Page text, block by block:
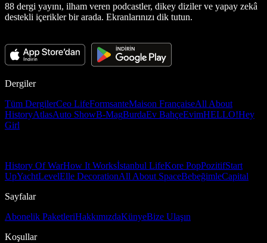
88 dergi yayını, ilham veren podcastler, dikey diziler ve yapay zekâ
destekli içerikler bir arada. Ekranlarınızı dik tutun.
Dergiler
Tüm DergilerCeo LifeFormsanteMaison FrançaiseAll About
HistoryAtlasAuto ShowB-MagBurdaEv BahçeEvimHELLO!Hey
Girl
History Of WarHow It Worksİstanbul LifeKore PopPozitifStart
UpYachtLevelElle DecorationAll About SpaceBebeğimleCapital
Sayfalar
Abonelik PaketleriHakkımızdaKünyeBize Ulaşın
Koşullar